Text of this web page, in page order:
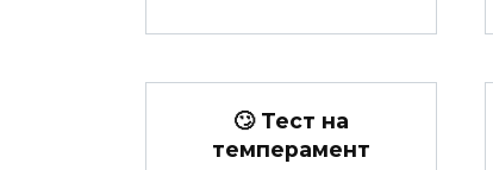
🙄 Тест на
темперамент